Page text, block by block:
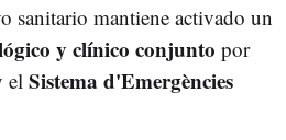
sanitario mantiene activado un
y clínico conjunto por
el Sistema d'Emergències